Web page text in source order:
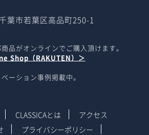
葉市若葉区高品町250-1
品がオンラインでご購入頂けます。
Shop（RAKUTEN）＞
ーション事例掲載中。
CLASSICAとは
アクセス
プライバシーポリシー